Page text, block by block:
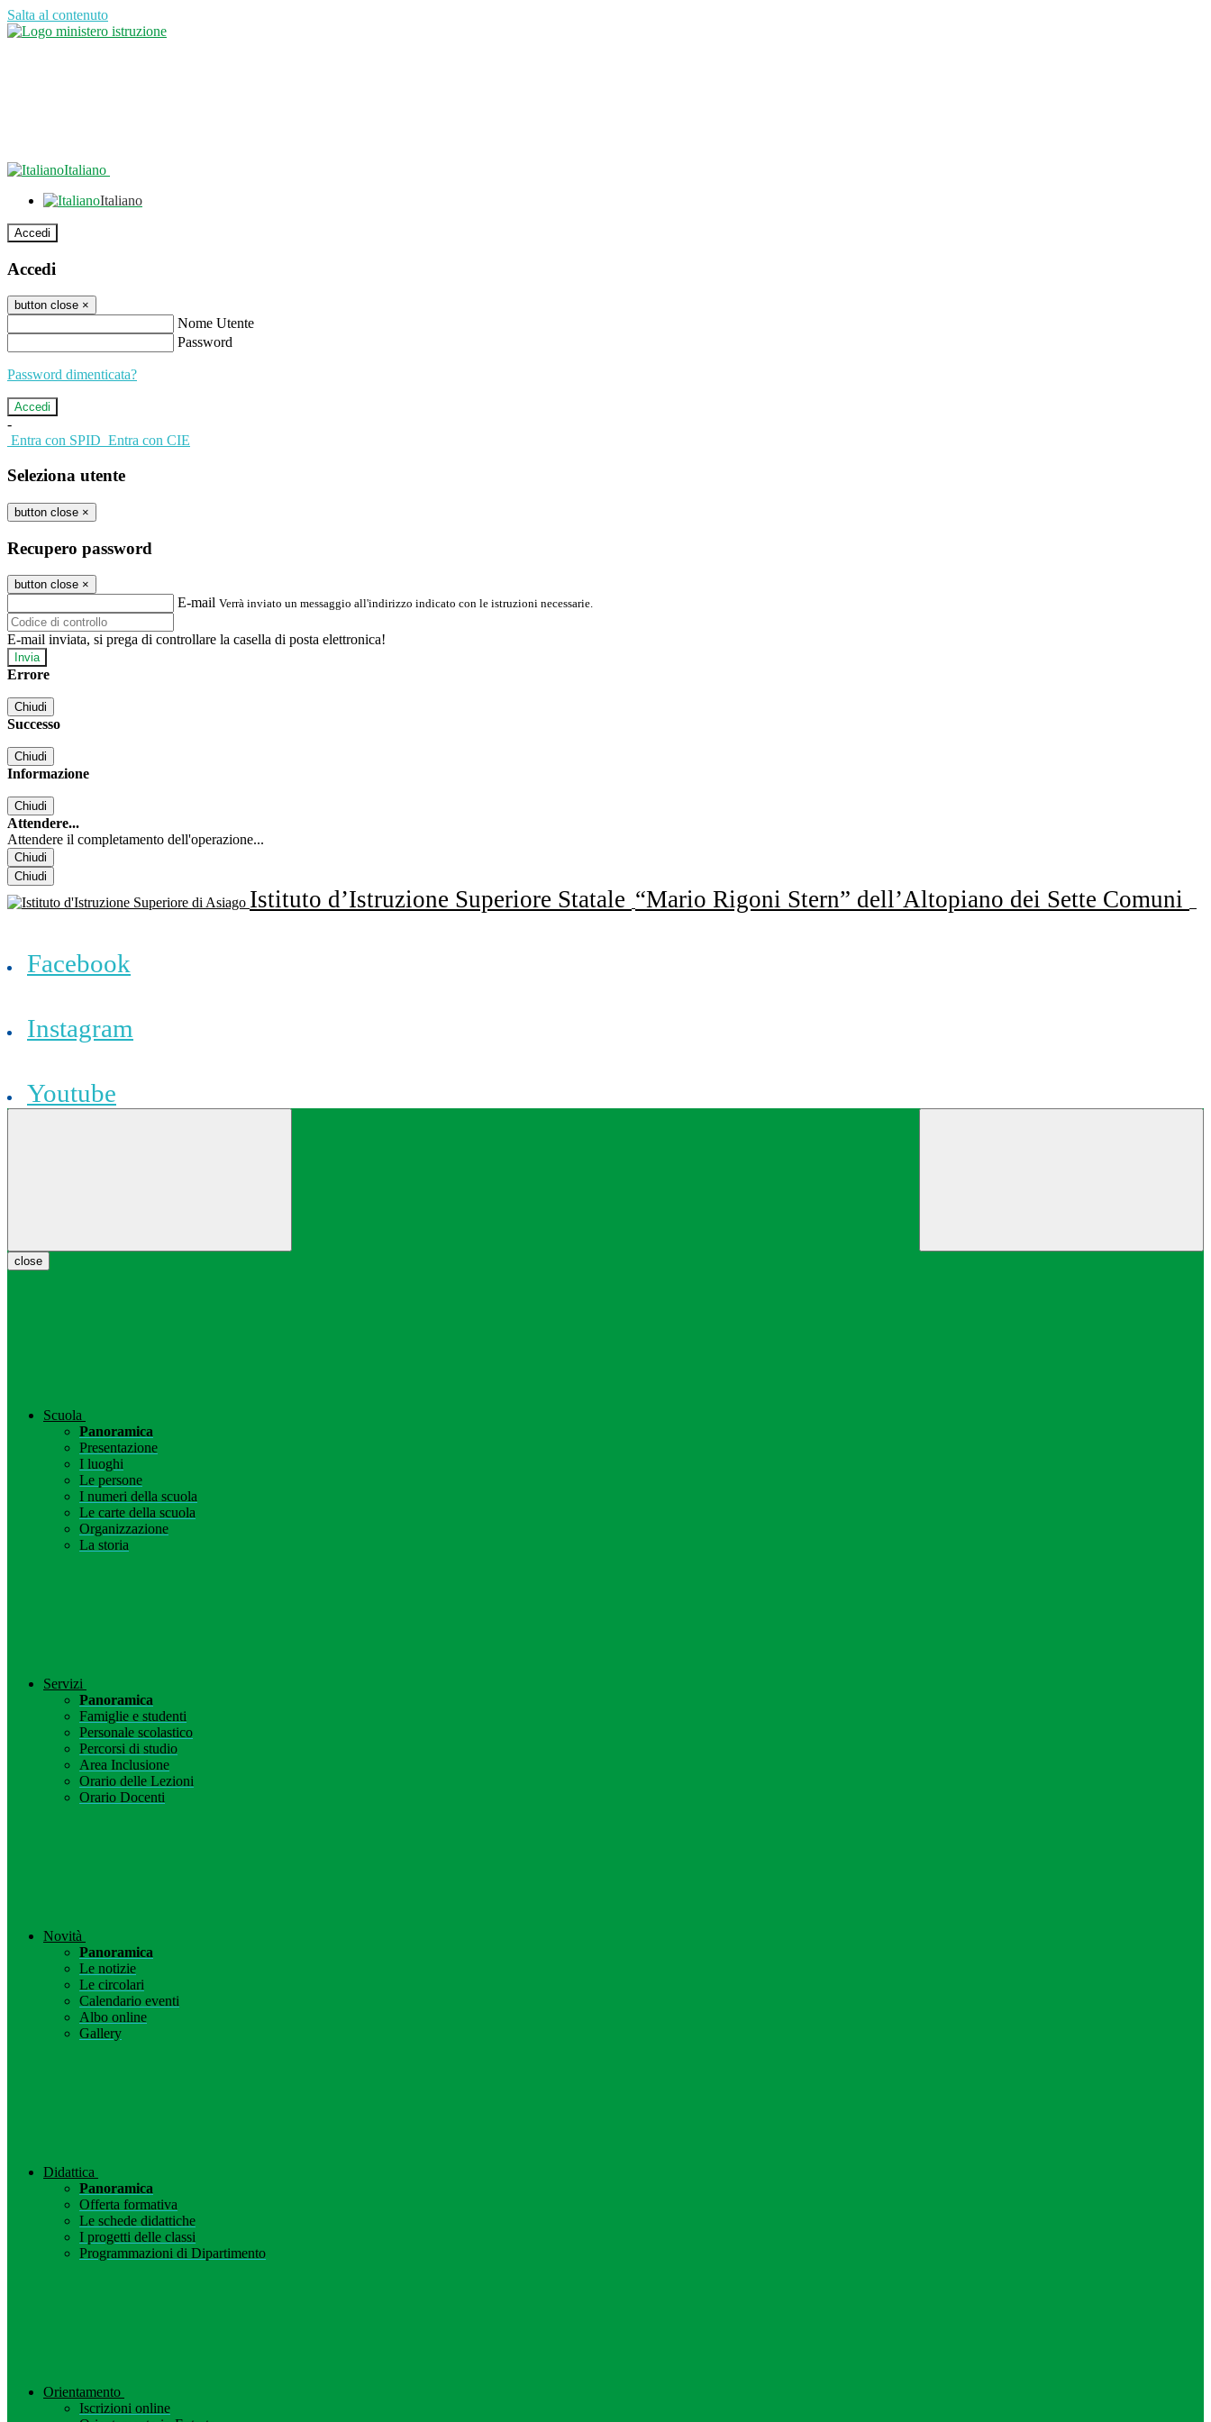
Salta al contenuto
Italiano
Italiano
Accedi
Accedi
button close ×
Nome Utente
Password
Password dimenticata?
-
Entra con SPID Entra con CIE
Seleziona utente
button close ×
Recupero password
button close ×
E-mail Verrà inviato un messaggio all'indirizzo indicato con le istruzioni necessarie.
E-mail inviata, si prega di controllare la casella di posta elettronica!
Errore
Chiudi
Successo
Chiudi
Informazione
Chiudi
Attendere...
Attendere il completamento dell'operazione...
Chiudi
Chiudi
Istituto d’Istruzione Superiore Statale “Mario Rigoni Stern” dell’Altopiano dei Sette Comuni
Facebook
Instagram
Youtube
close
Scuola
Panoramica
Presentazione
I luoghi
Le persone
I numeri della scuola
Le carte della scuola
Organizzazione
La storia
Servizi
Panoramica
Famiglie e studenti
Personale scolastico
Percorsi di studio
Area Inclusione
Orario delle Lezioni
Orario Docenti
Novità
Panoramica
Le notizie
Le circolari
Calendario eventi
Albo online
Gallery
Didattica
Panoramica
Offerta formativa
Le schede didattiche
I progetti delle classi
Programmazioni di Dipartimento
Orientamento
Iscrizioni online